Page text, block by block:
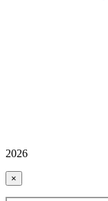
2026
×